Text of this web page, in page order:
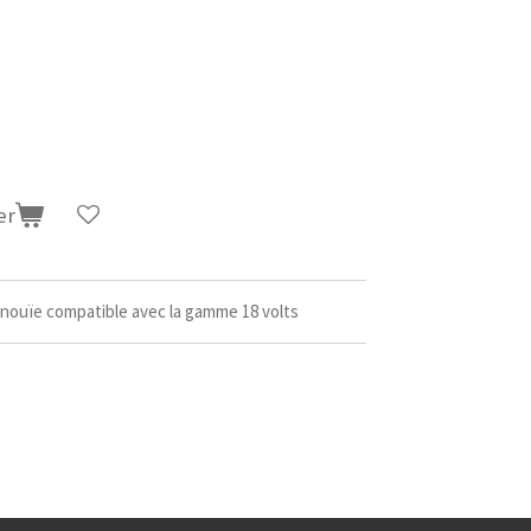
compatible avec la gamme 18 volts